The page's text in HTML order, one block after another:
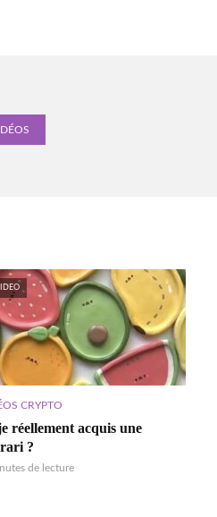
CRYPTO
réellement acquis une
?
de lecture